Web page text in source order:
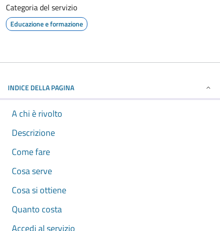
Categoria del servizio
Educazione e formazione
INDICE DELLA PAGINA
A chi è rivolto
Descrizione
Come fare
Cosa serve
Cosa si ottiene
Quanto costa
Accedi al servizio